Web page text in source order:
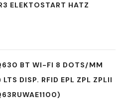
ELEKTOSTART HATZ
BT WI-FI 8 DOTS/MM
DISP. RFID EPL ZPL ZPLII